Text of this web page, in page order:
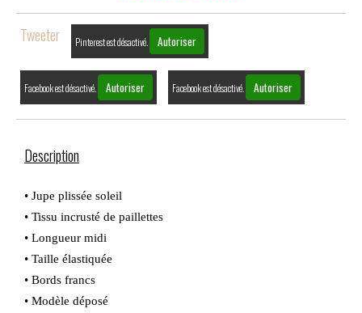
Tweeter Pinterest est désactivé. Autoriser
Facebook est désactivé. Autoriser Facebook est désactivé. Autoriser
Description
• Jupe plissée soleil
• Tissu incrusté de paillettes
• Longueur midi
• Taille élastiquée
• Bords francs
• Modèle déposé